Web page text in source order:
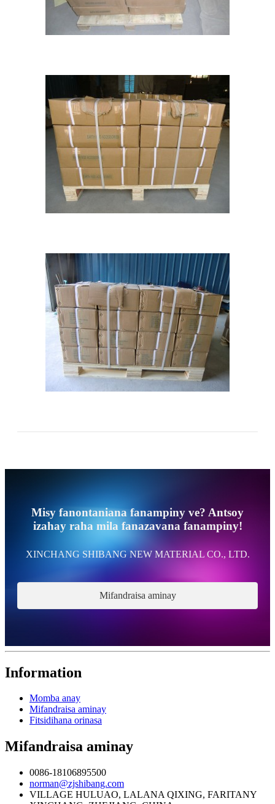
Misy fanontaniana fanampiny ve? Antsoy
izahay raha mila fanazavana fanampiny!
XINCHANG SHIBANG NEW MATERIAL CO., LTD.
Mifandraisa aminay
Information
Momba anay
Mifandraisa aminay
Fitsidihana orinasa
Mifandraisa aminay
0086-18106895500
norman@zjshibang.com
VILLAGE HULUAO, LALANA QIXING, FARITANY